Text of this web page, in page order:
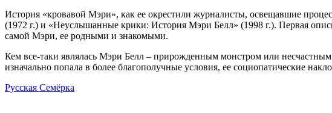
История «кровавой Мэри», как ее окрестили журналисты, освещавшие
(1972 г.) и «Неуслышанные крики: История Мэри Белл» (1998 г.). Первая
самой Мэри, ее родными и знакомыми.
Кем все-таки являлась Мэри Белл – прирожденным монстром или
изначально попала в более благополучные условия, ее социопатические
Русская Семёрка